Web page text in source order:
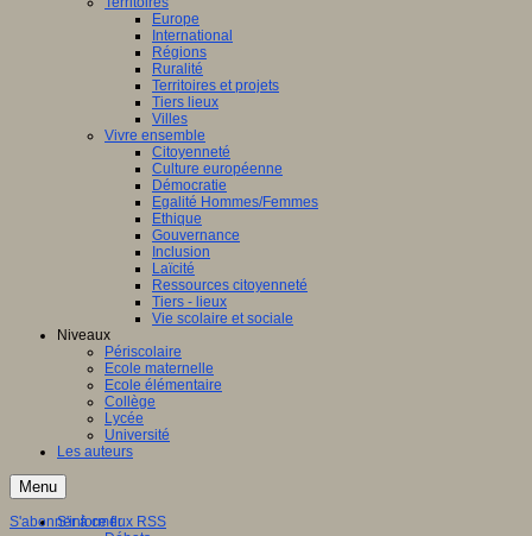
Europe
International
Régions
Ruralité
Territoires et projets
Tiers lieux
Villes
Vivre ensemble
Citoyenneté
Culture européenne
Démocratie
Egalité Hommes/Femmes
Ethique
Gouvernance
Inclusion
Laïcité
Ressources citoyenneté
Tiers - lieux
Vie scolaire et sociale
Niveaux
Périscolaire
Ecole maternelle
Ecole élémentaire
Collège
Lycée
Université
Les auteurs
Menu
S'informer
S'abonner à ce flux RSS